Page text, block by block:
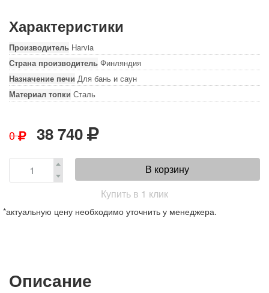
Характеристики
Производитель Harvia
Страна производитель Финляндия
Назначение печи Для бань и саун
Материал топки Сталь
0 38 740
В корзину
Купить в 1 клик
*актуальную цену необходимо уточнить у менеджера.
Описание